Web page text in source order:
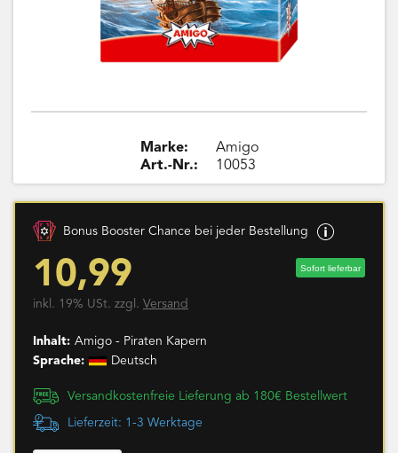
Marke:
Art.-Nr.:
Amigo
10053
Bonus Booster Chance bei jeder Bestellung
10,99 Sofort lieferbar
inkl. 19% USt. zzgl. Versand
Inhalt: Amigo - Piraten Kapern
Sprache:
Deutsch
Versandkostenfreie Lieferung ab 180€ Bestellwert
Lieferzeit: 1-3 Werktage